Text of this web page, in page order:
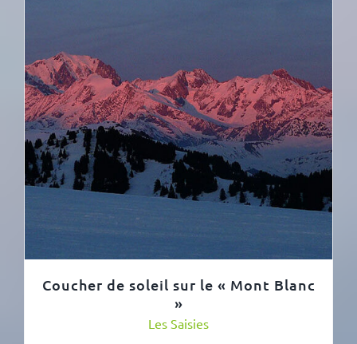
Coucher de soleil sur le « Mont Blanc
»
Les Saisies